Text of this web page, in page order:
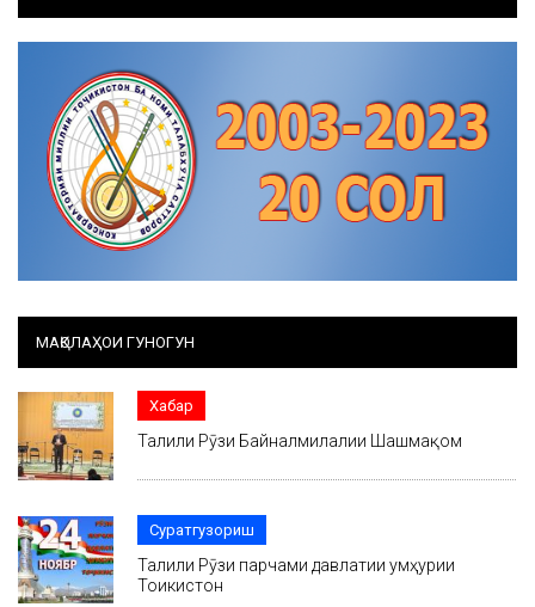
МАҚОЛАҲОИ ГУНОГУН
Хабар
Таҷлили Рӯзи Байналмилалии Шашмақом
Суратгузориш
Таҷлили Рӯзи парчами давлатии ҷумҳурии
Тоҷикистон